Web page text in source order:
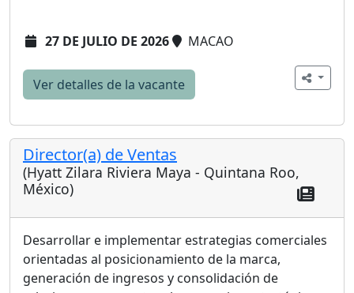
27 DE JULIO DE 2026 MACAO
Ver detalles de la vacante
Director(a) de Ventas
(Hyatt Zilara Riviera Maya - Quintana Roo,
México)
Desarrollar e implementar estrategias comerciales
orientadas al posicionamiento de la marca,
generación de ingresos y consolidación de